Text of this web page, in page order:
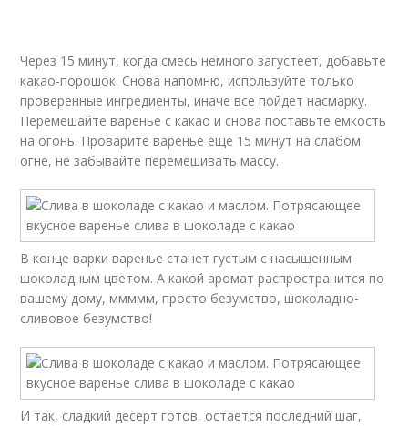
Через 15 минут, когда смесь немного загустеет, добавьте
какао-порошок. Снова напомню, используйте только
проверенные ингредиенты, иначе все пойдет насмарку.
Перемешайте варенье с какао и снова поставьте емкость
на огонь. Проварите варенье еще 15 минут на слабом
огне, не забывайте перемешивать массу.
В конце варки варенье станет густым с насыщенным
шоколадным цветом. А какой аромат распространится по
вашему дому, ммммм, просто безумство, шоколадно-
сливовое безумство!
И так, сладкий десерт готов, остается последний шаг,